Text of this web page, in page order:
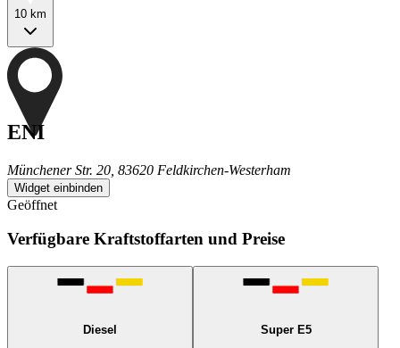
10 km
ENI
Münchener Str. 20, 83620 Feldkirchen-Westerham
Widget einbinden
Geöffnet
Verfügbare Kraftstoffarten und Preise
Diesel Super E5